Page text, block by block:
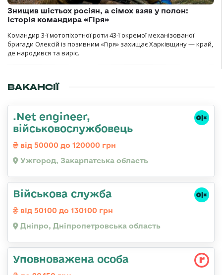
Знищив шістьох росіян, а сімох взяв у полон:
історія командира «Гіря»
Командир 3-ї мотопіхотної роти 43-ї окремої механізованої
бригади Олексій із позивним «Гіря» захищає Харківщину — край,
де народився та виріс.
ВАКАНСІЇ
.Net engineer,
військовослужбовець
від 50000 до 120000 грн
Ужгород, Закарпатська область
Військова служба
від 50100 до 130100 грн
Дніпро, Дніпропетровська область
Уповноважена особа